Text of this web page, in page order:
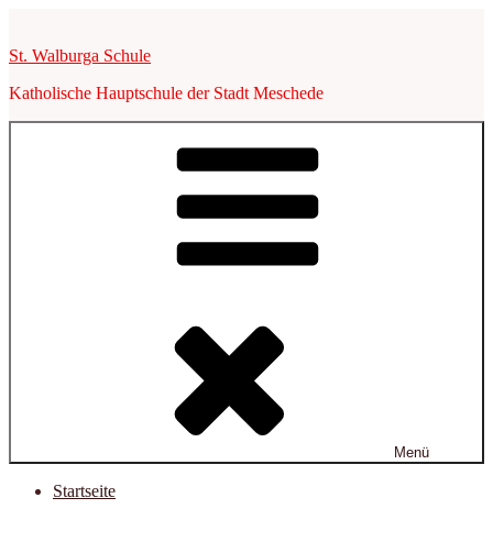
springen
St. Walburga Schule
Katholische Hauptschule der Stadt Meschede
Menü
Startseite